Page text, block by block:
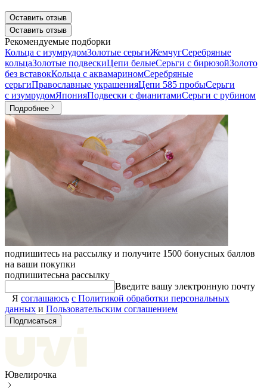
Оставить отзыв
Оставить отзыв
Рекомендуемые подборки
Кольца с изумрудомЗолотые серьгиЖемчугСеребряные
кольцаЗолотые подвескиЦепи белыеСерьги с бирюзойЗолото
без вставокКольца с аквамариномСеребряные
серьгиПравославные украшенияЦепи 585 пробыСерьги
с изумрудомЯпонияПодвески с фианитамиСерьги с рубином
Подробнее
подпишитесь на рассылку и получите 1500 бонусных баллов
на ваши покупки
подпишитесьна рассылку
Введите вашу электронную почту
Я соглашаюсь с Политикой обработки персональных
данных и Пользовательским соглашением
Подписаться
Ювелирочка